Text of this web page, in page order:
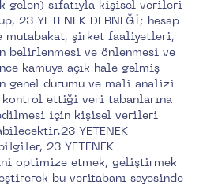
gelen) sıfatıyla kişisel verileri
23 YETENEK DERNEĞİ; hesap
mutabakat, şirket faaliyetleri,
belirlenmesi ve önlenmesi ve
kamuya açık hale gelmiş
genel durumu ve mali analizi
kontrol ettiği veri tabanlarına
için kişisel verileri
YETENEK
23 YETENEK
optimize etmek, geliştirmek
bu veritabanı sayesinde